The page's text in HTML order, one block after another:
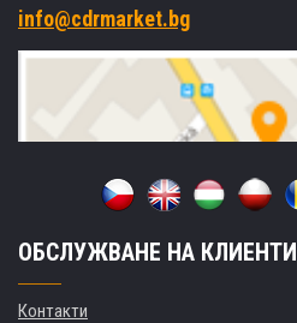
info@cdrmarket.bg
ОБСЛУЖВАНЕ НА КЛИЕНТИ
Контакти